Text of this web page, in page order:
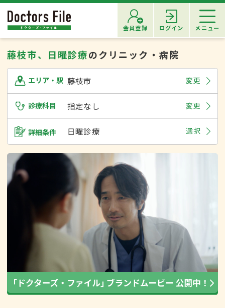
会員登録 ログイン メニュー
藤枝市、日曜診療のクリニック・病院
エリア・駅 藤枝市 変更
診療科目 指定なし 変更
詳細条件 日曜診療 選択